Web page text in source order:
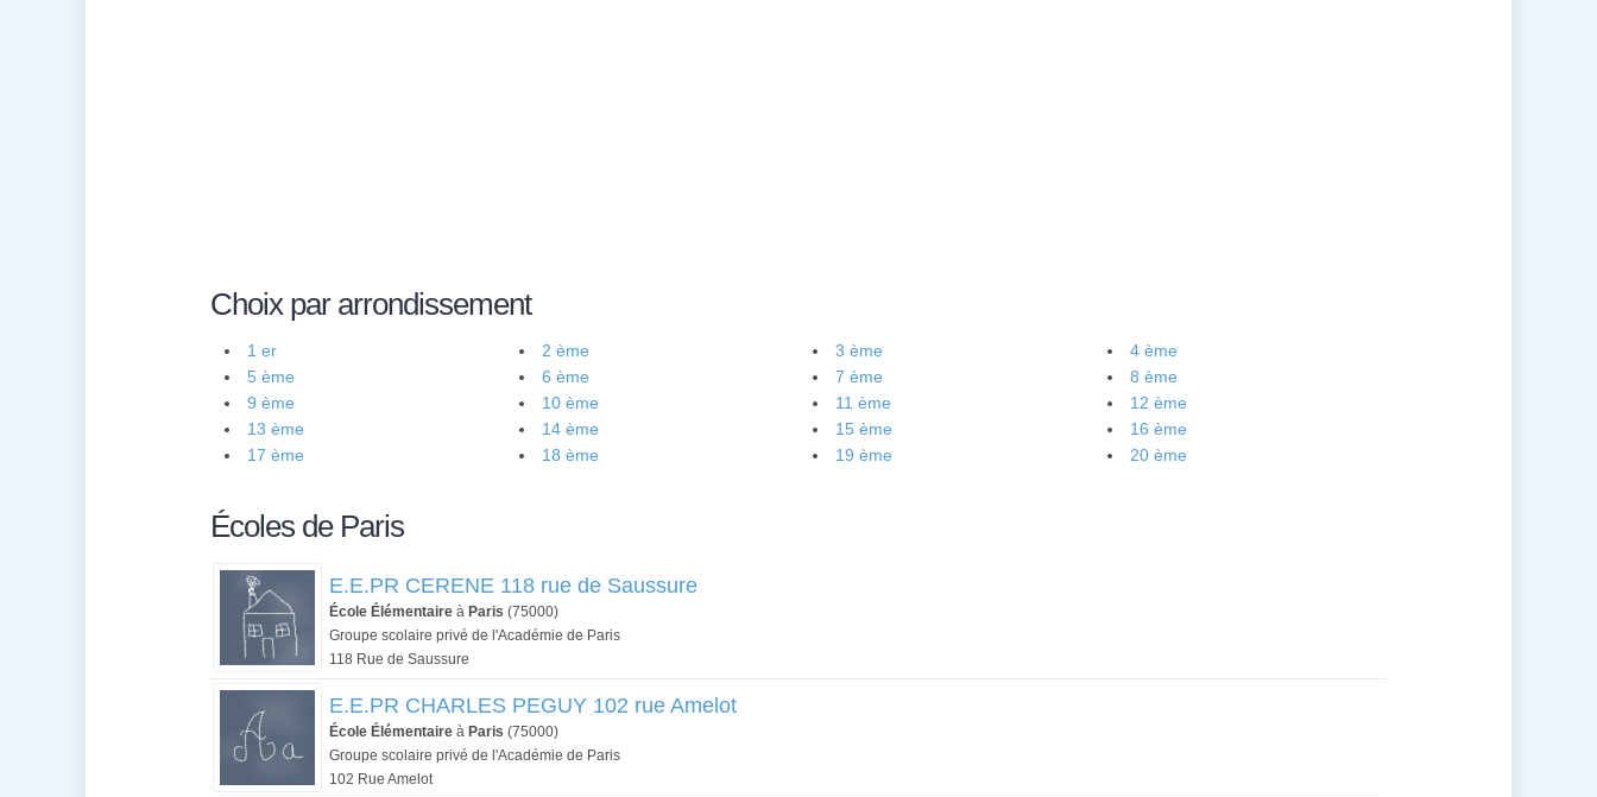
Choix par arrondissement
1 er 2 ème 3 ème
4 ème
5 ème
6 ème 7 ème
8 ème
9 ème
10 ème 11 ème
12 ème
13 ème
14 ème 15 ème
16 ème
17 ème
18 ème 19 ème 20 ème
Écoles de Paris
E.E.PR CERENE 118 rue de Saussure
École Élémentaire à Paris (75000)
Groupe scolaire privé de l'Académie de Paris
118 Rue de Saussure
E.E.PR CHARLES PEGUY 102 rue Amelot
École Élémentaire à Paris (75000)
Groupe scolaire privé de l'Académie de Paris
102 Rue Amelot